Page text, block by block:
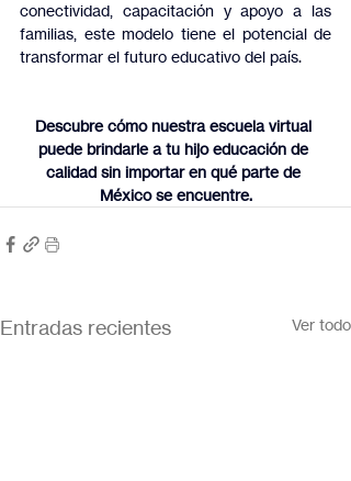
conectividad, capacitación y apoyo a las
familias, este modelo tiene el potencial de
transformar el futuro educativo del país.
Descubre cómo nuestra escuela virtual
puede brindarle a tu hijo educación de
calidad sin importar en qué parte de
México se encuentre.
Entradas recientes Ver todo